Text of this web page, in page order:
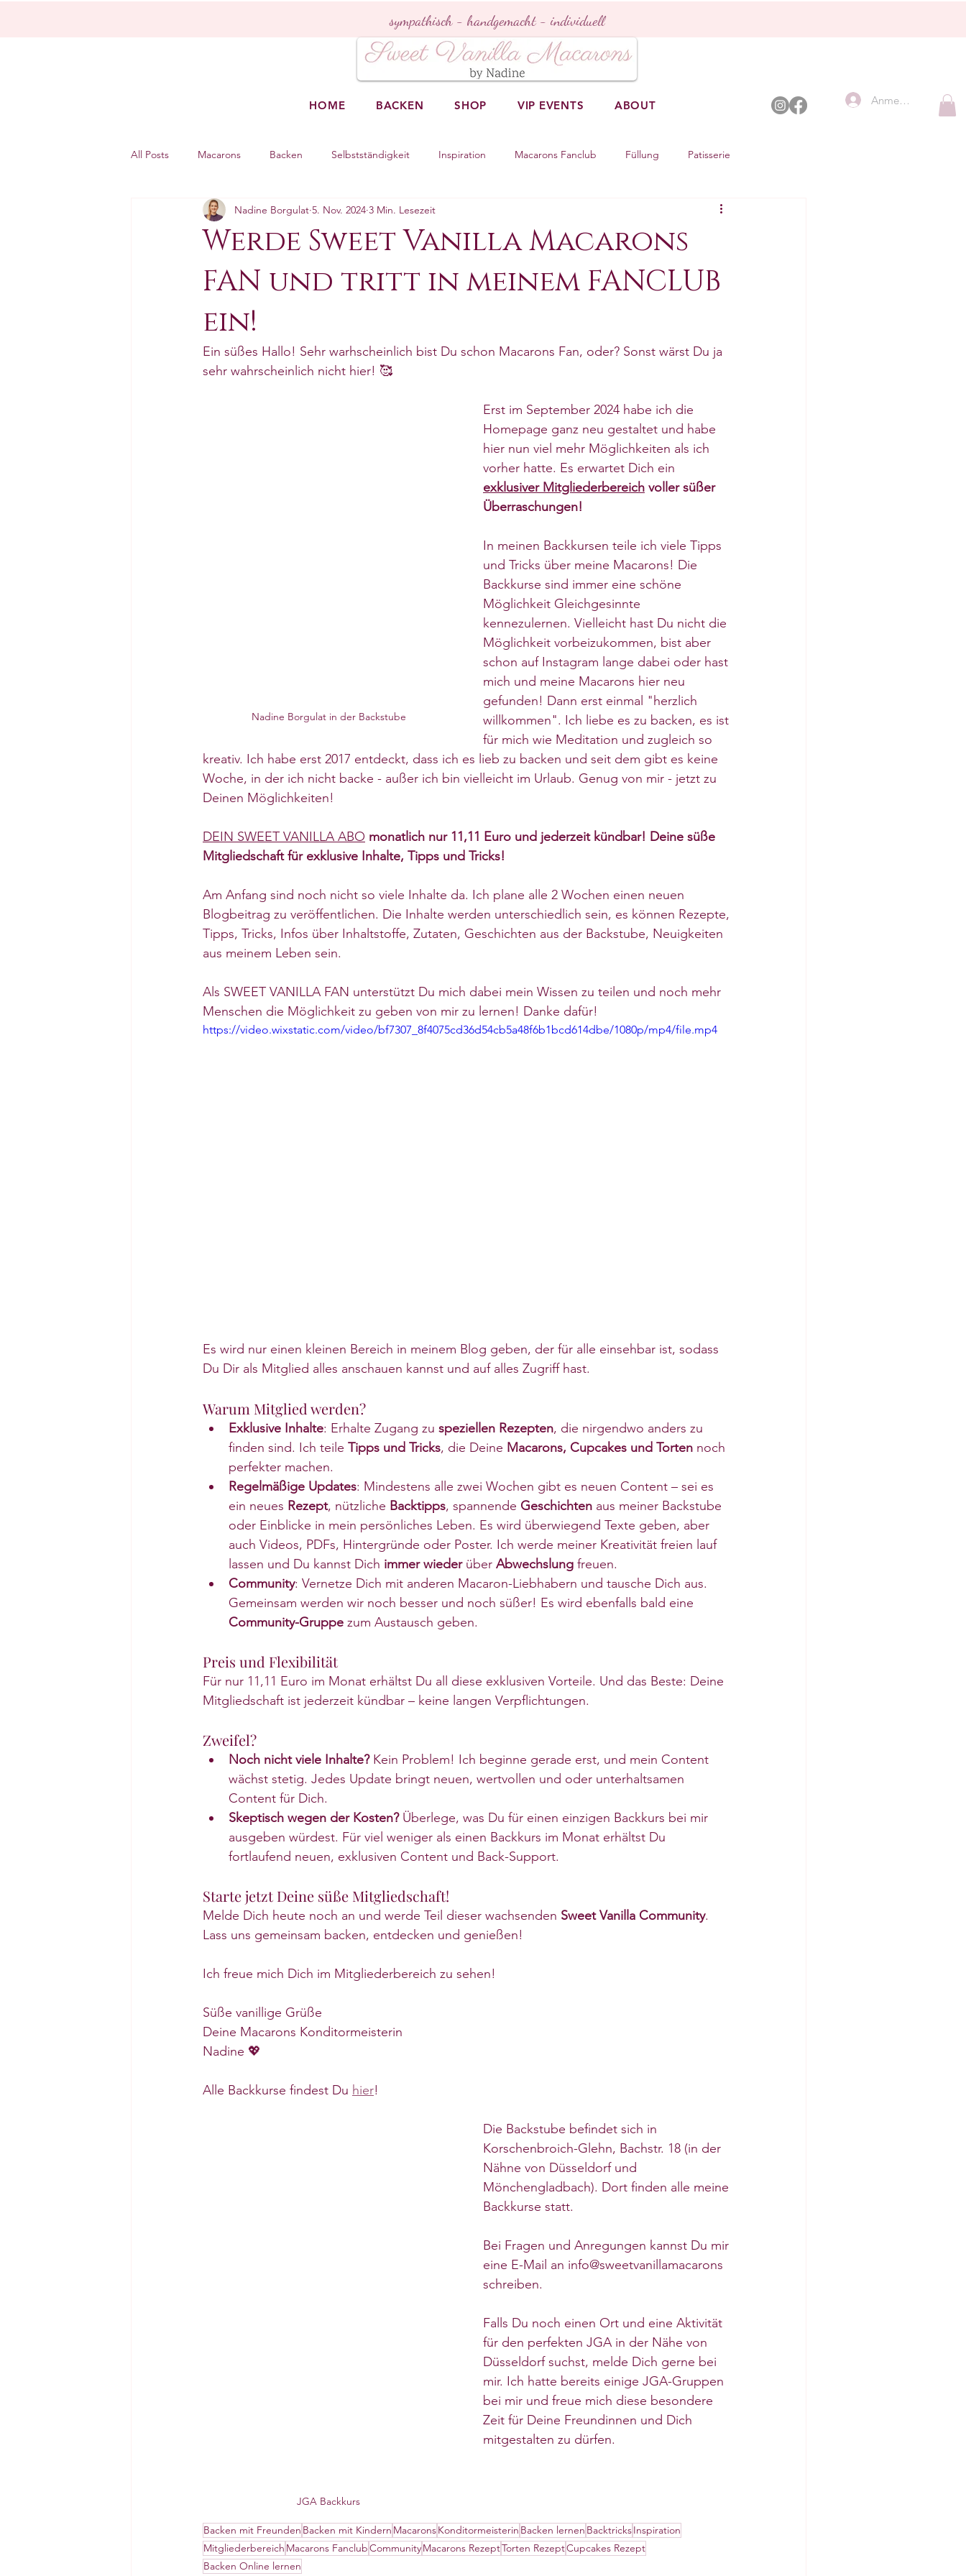
sympathisch - handgemacht - individuell
HOME BACKEN SHOP VIP EVENTS ABOUT Anmelden
All Posts Macarons Backen Selbstständigkeit Inspiration Macarons Fanclub Füllung Patisserie
Mac-Hacks
Werde Sweet Vanilla Macarons
FAN und tritt in meinem FANCLUB
ein!
Nadine Borgulat 5. Nov. 2024 3 Min. Lesezeit
Ein süßes Hallo! Sehr warhscheinlich bist Du schon Macarons Fan, oder? Sonst wärst Du ja
sehr wahrscheinlich nicht hier! 🥰
Nadine Borgulat in der Backstube
Erst im September 2024 habe ich die
Homepage ganz neu gestaltet und habe
hier nun viel mehr Möglichkeiten als ich
vorher hatte. Es erwartet Dich ein
exklusiver Mitgliederbereich voller süßer
Überraschungen!
In meinen Backkursen teile ich viele Tipps
und Tricks über meine Macarons! Die
Backkurse sind immer eine schöne
Möglichkeit Gleichgesinnte
kennezulernen. Vielleicht hast Du nicht die
Möglichkeit vorbeizukommen, bist aber
schon auf Instagram lange dabei oder hast
mich und meine Macarons hier neu
gefunden! Dann erst einmal "herzlich
willkommen". Ich liebe es zu backen, es ist
für mich wie Meditation und zugleich so
kreativ. Ich habe erst 2017 entdeckt, dass ich es lieb zu backen und seit dem gibt es keine
Woche, in der ich nicht backe - außer ich bin vielleicht im Urlaub. Genug von mir - jetzt zu
Deinen Möglichkeiten!
DEIN SWEET VANILLA ABO monatlich nur 11,11 Euro und jederzeit kündbar! Deine süße
Mitgliedschaft für exklusive Inhalte, Tipps und Tricks!
Am Anfang sind noch nicht so viele Inhalte da. Ich plane alle 2 Wochen einen neuen
Blogbeitrag zu veröffentlichen. Die Inhalte werden unterschiedlich sein, es können Rezepte,
Tipps, Tricks, Infos über Inhaltstoffe, Zutaten, Geschichten aus der Backstube, Neuigkeiten
aus meinem Leben sein.
Als SWEET VANILLA FAN unterstützt Du mich dabei mein Wissen zu teilen und noch mehr
Menschen die Möglichkeit zu geben von mir zu lernen! Danke dafür!
https://video.wixstatic.com/video/bf7307_8f4075cd36d54cb5a48f6b1bcd614dbe/1080p/mp4/file.mp4
Es wird nur einen kleinen Bereich in meinem Blog geben, der für alle einsehbar ist, sodass
Du Dir als Mitglied alles anschauen kannst und auf alles Zugriff hast.
Warum Mitglied werden?
Exklusive Inhalte: Erhalte Zugang zu speziellen Rezepten, die nirgendwo anders zu
finden sind. Ich teile Tipps und Tricks, die Deine Macarons, Cupcakes und Torten noch
perfekter machen.
Regelmäßige Updates: Mindestens alle zwei Wochen gibt es neuen Content – sei es
ein neues Rezept, nützliche Backtipps, spannende Geschichten aus meiner Backstube
oder Einblicke in mein persönliches Leben. Es wird überwiegend Texte geben, aber
auch Videos, PDFs, Hintergründe oder Poster. Ich werde meiner Kreativität freien lauf
lassen und Du kannst Dich immer wieder über Abwechslung freuen.
Community: Vernetze Dich mit anderen Macaron-Liebhabern und tausche Dich aus.
Gemeinsam werden wir noch besser und noch süßer! Es wird ebenfalls bald eine
Community-Gruppe zum Austausch geben.
Preis und Flexibilität
Für nur 11,11 Euro im Monat erhältst Du all diese exklusiven Vorteile. Und das Beste: Deine
Mitgliedschaft ist jederzeit kündbar – keine langen Verpflichtungen.
Zweifel?
Noch nicht viele Inhalte? Kein Problem! Ich beginne gerade erst, und mein Content
wächst stetig. Jedes Update bringt neuen, wertvollen und oder unterhaltsamen
Content für Dich.
Skeptisch wegen der Kosten? Überlege, was Du für einen einzigen Backkurs bei mir
ausgeben würdest. Für viel weniger als einen Backkurs im Monat erhältst Du
fortlaufend neuen, exklusiven Content und Back-Support.
Starte jetzt Deine süße Mitgliedschaft!
Melde Dich heute noch an und werde Teil dieser wachsenden Sweet Vanilla Community.
Lass uns gemeinsam backen, entdecken und genießen!
Ich freue mich Dich im Mitgliederbereich zu sehen!
Süße vanillige Grüße
Deine Macarons Konditormeisterin
Nadine 💖
Alle Backkurse findest Du hier!
JGA Backkurs
Die Backstube befindet sich in
Korschenbroich-Glehn, Bachstr. 18 (in der
Nähne von Düsseldorf und
Mönchengladbach). Dort finden alle meine
Backkurse statt.
Bei Fragen und Anregungen kannst Du mir
eine E-Mail an info@sweetvanillamacarons
schreiben.
Falls Du noch einen Ort und eine Aktivität
für den perfekten JGA in der Nähe von
Düsseldorf suchst, melde Dich gerne bei
mir. Ich hatte bereits einige JGA-Gruppen
bei mir und freue mich diese besondere
Zeit für Deine Freundinnen und Dich
mitgestalten zu dürfen.
Backen mit Freunden Backen mit Kindern MacaronsKonditormeisterin Backen lernen BacktricksInspiration
Mitgliederbereich Macarons FanclubCommunityMacarons RezeptTorten RezeptCupcakes Rezept
Backen Online lernen